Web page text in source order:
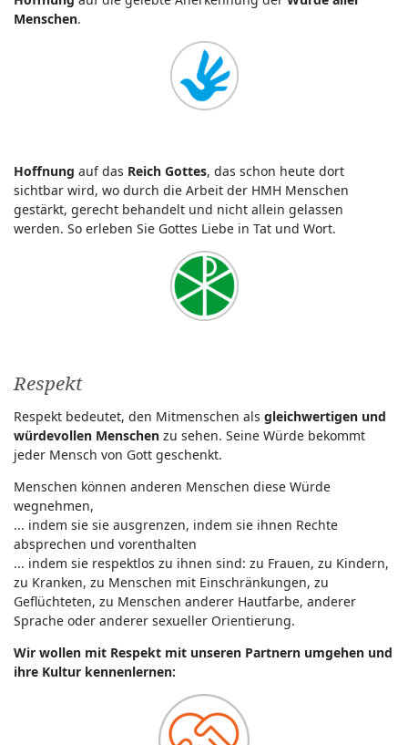
Menschen.
Hoffnung auf das Reich Gottes, das schon heute dort
sichtbar wird, wo durch die Arbeit der HMH Menschen
gestärkt, gerecht behandelt und nicht allein gelassen
werden. So erleben Sie Gottes Liebe in Tat und Wort.
Respekt
Respekt bedeutet, den Mitmenschen als gleichwertigen und
würdevollen Menschen zu sehen. Seine Würde bekommt
jeder Mensch von Gott geschenkt.
Menschen können anderen Menschen diese Würde
wegnehmen,
... indem sie sie ausgrenzen, indem sie ihnen Rechte
absprechen und vorenthalten
... indem sie respektlos zu ihnen sind: zu Frauen, zu Kindern,
zu Kranken, zu Menschen mit Einschränkungen, zu
Geflüchteten, zu Menschen anderer Hautfarbe, anderer
Sprache oder anderer sexueller Orientierung.
Wir wollen mit Respekt mit unseren Partnern umgehen und
ihre Kultur kennenlernen: